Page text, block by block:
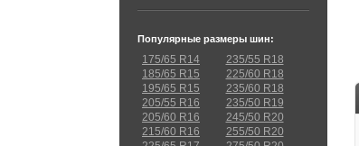
Популярные размеры шин:
175/65 R14
185/65 R15
195/65 R15
205/55 R16
205/60 R16
215/60 R16
235/55 R18
225/60 R18
235/60 R18
235/50 R19
245/50 R20
255/50 R20